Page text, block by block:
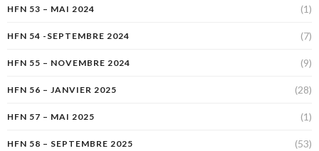
HFN 53 – MAI 2024 (1)
HFN 54 -SEPTEMBRE 2024 (7)
HFN 55 – NOVEMBRE 2024 (9)
HFN 56 – JANVIER 2025 (28)
HFN 57 – MAI 2025 (1)
HFN 58 – SEPTEMBRE 2025 (53)